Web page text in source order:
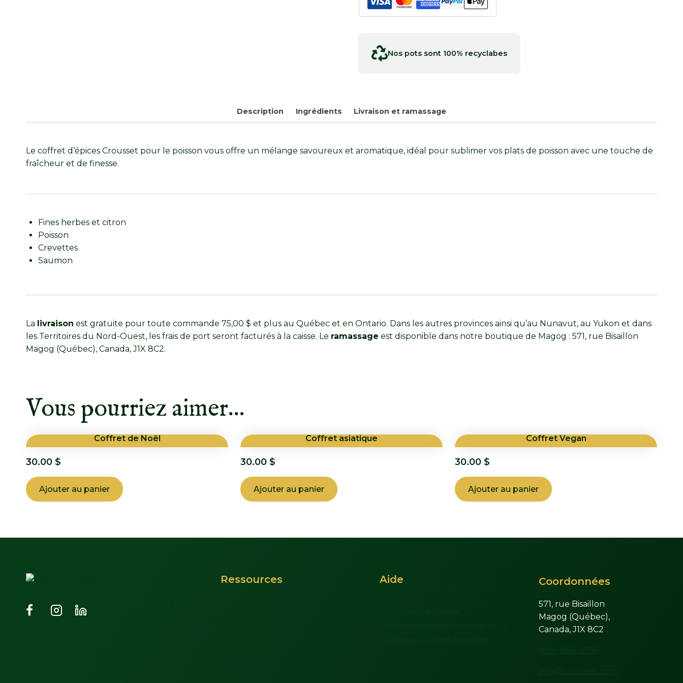
Nos pots sont 100% recyclabes
Description Ingrédients Livraison et ramassage
Le coffret d’épices Crousset pour le poisson vous offre un mélange savoureux et aromatique, idéal pour sublimer vos plats de poisson avec une touche de
fraîcheur et de finesse.
Fines herbes et citron
Poisson
Crevettes
Saumon
La livraison est gratuite pour toute commande 75,00 $ et plus au Québec et en Ontario. Dans les autres provinces ainsi qu’au Nunavut, au Yukon et dans
les Territoires du Nord-Ouest, les frais de port seront facturés à la caisse. Le ramassage est disponible dans notre boutique de Magog : 571, rue Bisaillon
Magog (Québec), Canada, J1X 8C2.
Vous pourriez aimer…
Coffret de Noël
30.00 $
Ajouter au panier
Coffret asiatique
30.00 $
Ajouter au panier
Coffret Vegan
30.00 $
Ajouter au panier
Ressources Aide Coordonnées
571, rue Bisaillon
Magog (Québec),
Canada, J1X 8C2